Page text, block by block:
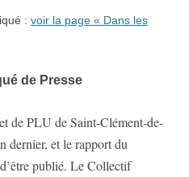
: voir la page « Dans les
de Presse
de PLU de Saint-Clément-de-
dernier, et le rapport du
publié. Le Collectif